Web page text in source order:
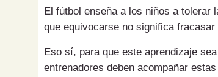
El fútbol enseña a los niños a tolerar
que equivocarse no significa
Eso sí, para que este aprendizaje
entrenadores deben acompañar